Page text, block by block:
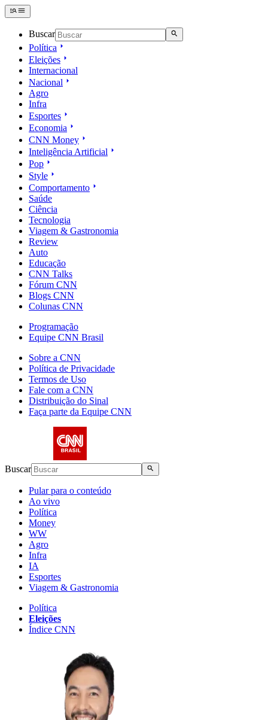
Buscar
Política
Eleições
Internacional
Nacional
Agro
Infra
Esportes
Economia
CNN Money
Inteligência Artificial
Pop
Style
Comportamento
Saúde
Ciência
Tecnologia
Viagem & Gastronomia
Review
Auto
Educação
CNN Talks
Fórum CNN
Blogs CNN
Colunas CNN
Programação
Equipe CNN Brasil
Sobre a CNN
Política de Privacidade
Termos de Uso
Fale com a CNN
Distribuição do Sinal
Faça parte da Equipe CNN
Buscar
Pular para o conteúdo
Ao vivo
Política
Money
WW
Agro
Infra
IA
Esportes
Viagem & Gastronomia
Política
Eleições
Índice CNN